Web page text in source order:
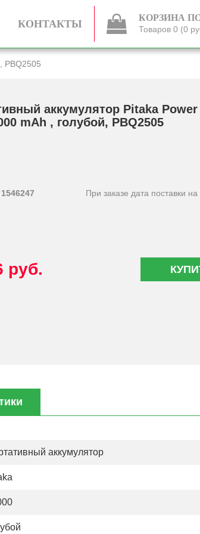
КОНТАКТЫ КОРЗИНА
Товаров 0 (0
PBQ2505
аккумулятор Pitaka
mAh , голубой, PBQ2505
При заказе дата поставки на
руб.
аккумулятор